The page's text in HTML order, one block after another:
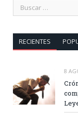
RECIENTES
8